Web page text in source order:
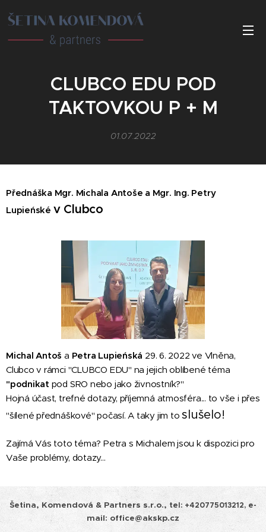
CLUBCO EDU POD
TAKTOVKOU P + M
01.07.2022
Přednáška Mgr. Michala Antoše a Mgr. Ing. Petry
Lupieńské v Clubco
Michal Antoš a Petra Lupieńská 29. 6. 2022 ve Vlněna,
Clubco v rámci "CLUBCO EDU" na jejich oblíbené téma
"podnikat pod SRO nebo jako živnostník?"
Hojná účast, trefné dotazy, příjemná atmosféra... to vše i přes
"šílené přednáškové" počasí. A taky jim toslušelo!
Zajímá Vás toto téma? Petra s Michalem jsou k dispozici pro
Vaše problémy, dotazy...
Šetina, Komendová & Partners s.r.o., tel: +420775013212, e-
mail: office@akskp.cz